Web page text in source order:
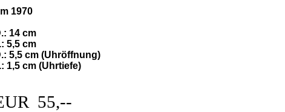
1970
14 cm
5,5 cm
5,5 cm (Uhröffnung)
1,5 cm (Uhrtiefe)
55,--